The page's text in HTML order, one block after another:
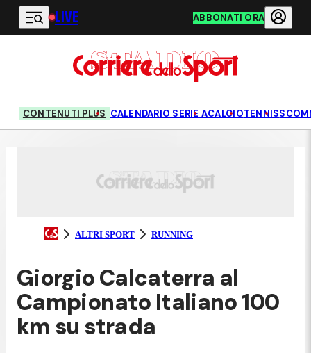
Vai al contenuto principale
LIVE ABBONATI ORA
CONTENUTI PLUS CALENDARIO SERIE ACALCIOTENNIS
ALTRI SPORT RUNNING
Giorgio Calcaterra al
Campionato Italiano 100
km su strada